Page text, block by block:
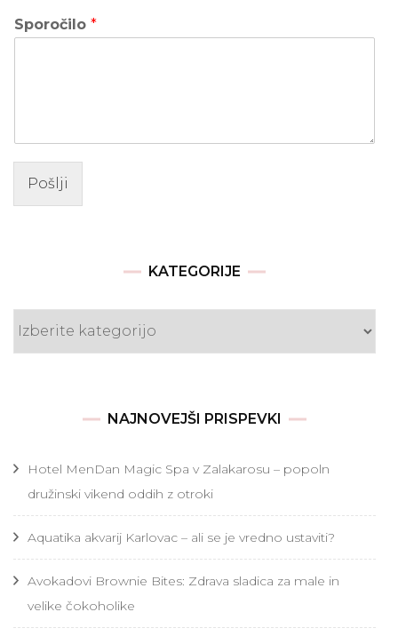
Sporočilo *
Pošlji
KATEGORIJE
NAJNOVEJŠI PRISPEVKI
Hotel MenDan Magic Spa v Zalakarosu – popoln
družinski vikend oddih z otroki
Aquatika akvarij Karlovac – ali se je vredno ustaviti?
Avokadovi Brownie Bites: Zdrava sladica za male in
velike čokoholike